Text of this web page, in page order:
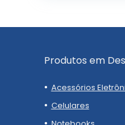
Produtos em
Acessórios
Celulares